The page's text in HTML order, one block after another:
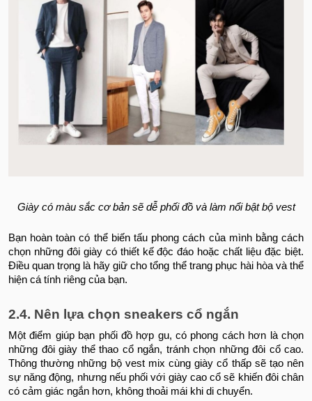
Giày có màu sắc cơ bản sẽ dễ phối đồ và làm nổi bật bộ vest
Bạn hoàn toàn có thể biến tấu phong cách của mình bằng cách
chọn những đôi giày có thiết kế độc đáo hoặc chất liệu đặc biệt.
Điều quan trọng là hãy giữ cho tổng thể trang phục hài hòa và thể
hiện cá tính riêng của bạn.
2.4. Nên lựa chọn sneakers cổ ngắn
Một điểm giúp bạn phối đồ hợp gu, có phong cách hơn là chọn
những đôi giày thể thao cổ ngắn, tránh chọn những đôi cổ cao.
Thông thường những bộ vest mix cùng giày cổ thấp sẽ tạo nên
sự năng động, nhưng nếu phối với giày cao cổ sẽ khiến đôi chân
có cảm giác ngắn hơn, không thoải mái khi di chuyển.